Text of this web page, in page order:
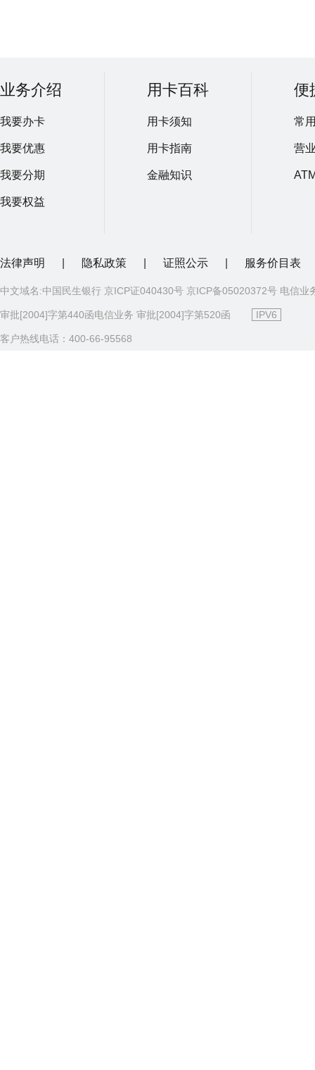
业务介绍
我要办卡
我要优惠
我要分期
我要权益
用卡百科
用卡须知
用卡指南
金融知识
便
常
营
法律声明 隐私政策 证照公示 服务价目表
中文域名:中国民生银行 京ICP证040430号 京ICP备05020372号 电信业
审批[2004]字第440函电信业务 审批[2004]字第520函 IPV6
客户热线电话：400-66-95568